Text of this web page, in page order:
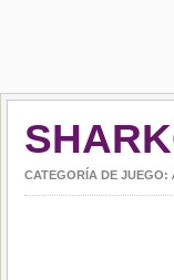
CATEGORÍA DE JUEGO: